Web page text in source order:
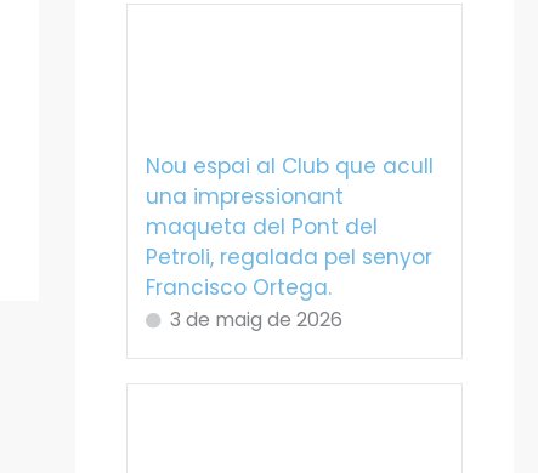
Nou espai al Club que acull
una impressionant
maqueta del Pont del
Petroli, regalada pel senyor
Francisco Ortega.
3 de maig de 2026